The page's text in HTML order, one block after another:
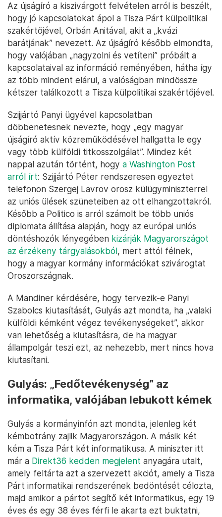
Az újságíró a kiszivárgott felvételen arról is beszélt,
hogy jó kapcsolatokat ápol a Tisza Párt külpolitikai
szakértőjével, Orbán Anitával, akit a „kvázi
barátjának” nevezett. Az újságíró később elmondta,
hogy valójában „nagyzolni és vetíteni” próbált a
kapcsolataival az információ reményében, hátha így
az több mindent elárul, a valóságban mindössze
kétszer találkozott a Tisza külpolitikai szakértőjével.
Szijjártó Panyi ügyével kapcsolatban
döbbenetesnek nevezte, hogy „egy magyar
újságíró aktív közreműködésével hallgatta le egy
vagy több külföldi titkosszolgálat”. Mindez két
nappal azután történt, hogy a Washington Post
arról írt: Szijjártó Péter rendszeresen egyeztet
telefonon Szergej Lavrov orosz külügyminiszterrel
az uniós ülések szüneteiben az ott elhangzottakról.
Később a Politico is arról számolt be több uniós
diplomata állítása alapján, hogy az európai uniós
döntéshozók lényegében kizárják Magyarországot
az érzékeny tárgyalásokból, mert attól félnek,
hogy a magyar kormány információkat szivárogtat
Oroszországnak.
A Mandiner kérdésére, hogy tervezik-e Panyi
Szabolcs kiutasítását, Gulyás azt mondta, ha „valaki
külföldi kémként végez tevékenységeket”, akkor
van lehetőség a kiutasításra, de ha magyar
állampolgár teszi ezt, az nehezebb, mert nincs hova
kiutasítani.
Gulyás: „Fedőtevékenység” az
informatika, valójában lebukott kémek
Gulyás a kormányinfón azt mondta, jelenleg két
kémbotrány zajlik Magyarországon. A másik két
kém a Tisza Párt két informatikusa. A miniszter itt
már a Direkt36 kedden megjelent anyagára utalt,
amely feltárta azt a szervezett akciót, amely a Tisza
Párt informatikai rendszerének bedöntését célozta,
majd amikor a pártot segítő két informatikus, egy 19
éves és egy 38 éves férfi le akarta ezt buktatni,